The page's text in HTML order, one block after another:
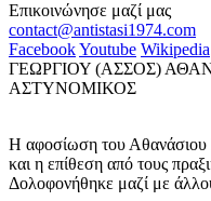
Επικοινώνησε μαζί μας
contact@antistasi1974.com
FacebookYoutube Wikipedia
ΓΕΩΡΓΙΟΥ (ΑΣΣΟΣ)
ΑΣΤΥΝΟΜΙΚΟΣ
Η αφοσίωση του Αθανάσιου
και η επίθεση από τους
Δολοφονήθηκε μαζί με